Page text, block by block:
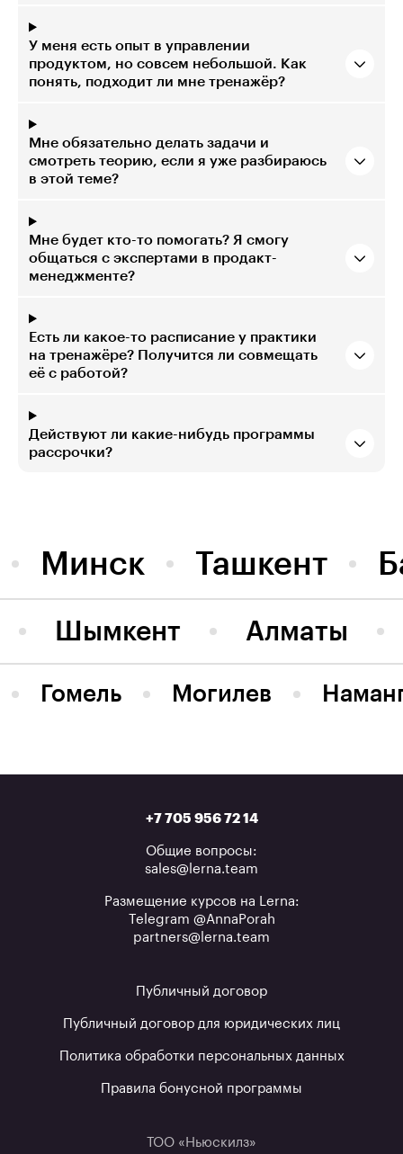
У меня есть опыт в управлении
продуктом, но совсем небольшой. Как
понять, подходит ли мне тренажёр?
Мне обязательно делать задачи и
смотреть теорию, если я уже разбираюсь
в этой теме?
Мне будет кто-то помогать? Я смогу
общаться с экспертами в продакт-
менеджменте?
Есть ли какое-то расписание у практики
на тренажёре? Получится ли совмещать
её с работой?
Действуют ли какие-нибудь программы
рассрочки?
Минск Ташкент
Алматы
Шымкент
Гомель Могилев
+7 705 956 72 14
Общие вопросы:
sales@lerna.team
Размещение курсов на Lerna:
Telegram @AnnaPorah
partners@lerna.team
Публичный договор
Публичный договор для юридических лиц
Политика обработки персональных данных
Правила бонусной программы
ТОО «Ньюскилз»